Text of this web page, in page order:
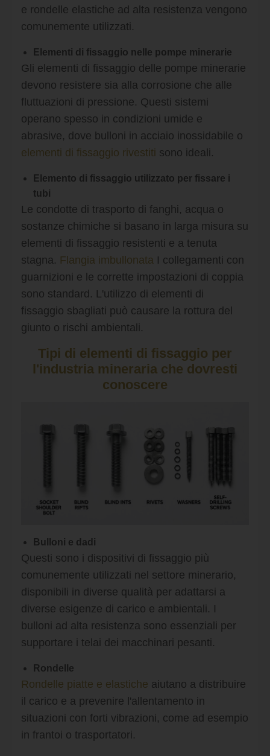
e rondelle elastiche ad alta resistenza vengono
comunemente utilizzati.
Elementi di fissaggio nelle pompe minerarie
Gli elementi di fissaggio delle pompe minerarie
devono resistere sia alla corrosione che alle
fluttuazioni di pressione. Questi sistemi
operano spesso in condizioni umide e
abrasive, dove bulloni in acciaio inossidabile o
elementi di fissaggio rivestiti sono ideali.
Elemento di fissaggio utilizzato per fissare i
tubi
Le condotte di trasporto di fanghi, acqua o
sostanze chimiche si basano in larga misura su
elementi di fissaggio resistenti e a tenuta
stagna. Flangia imbullonata I collegamenti con
guarnizioni e le corrette impostazioni di coppia
sono standard. L'utilizzo di elementi di
fissaggio sbagliati può causare la rottura del
giunto o rischi ambientali.
Tipi di elementi di fissaggio per
l'industria mineraria che dovresti
conoscere
Bulloni e dadi
Questi sono i dispositivi di fissaggio più
comunemente utilizzati nel settore minerario,
disponibili in diverse qualità per adattarsi a
diverse esigenze di carico e ambientali. I
bulloni ad alta resistenza sono essenziali per
supportare i telai dei macchinari pesanti.
Rondelle
Rondelle piatte e elastiche aiutano a distribuire
il carico e a prevenire l'allentamento in
situazioni con forti vibrazioni, come ad esempio
in frantoi o trasportatori.